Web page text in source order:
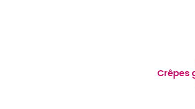
Crêpes